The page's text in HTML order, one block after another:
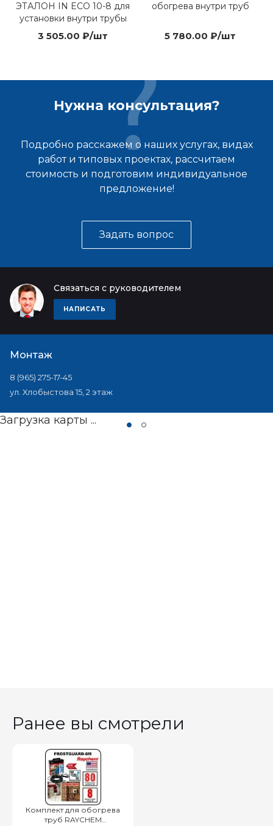
ЭТАЛОН IN ECO 10-8 для
установки внутри трубы
3 505.00 ₽/шт
обогрева внутри труб
5 780.00 ₽/шт
Нужна консультация?
Подробно расскажем о наших услугах, видах
работ и типовых проектах, рассчитаем
стоимость и подготовим индивидуальное
предложение!
Задать вопрос
Связаться с руководителем
НАПИСАТЬ
Монтаж
8 (965) 275-17-45
ул. Хлобыстова 15, 2 этаж
Загрузка карты ...
Ранее вы смотрели
Комплект для обогрева
труб RAYCHEM